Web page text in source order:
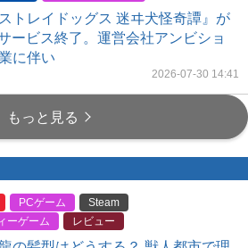
ストレイドッグス 迷ヰ犬怪奇譚』が
ービス終了。運営会社アンビショ
に伴い
2026-07-30 14:41
もっと見る
PCゲーム
Steam
ーゲーム
レビュー